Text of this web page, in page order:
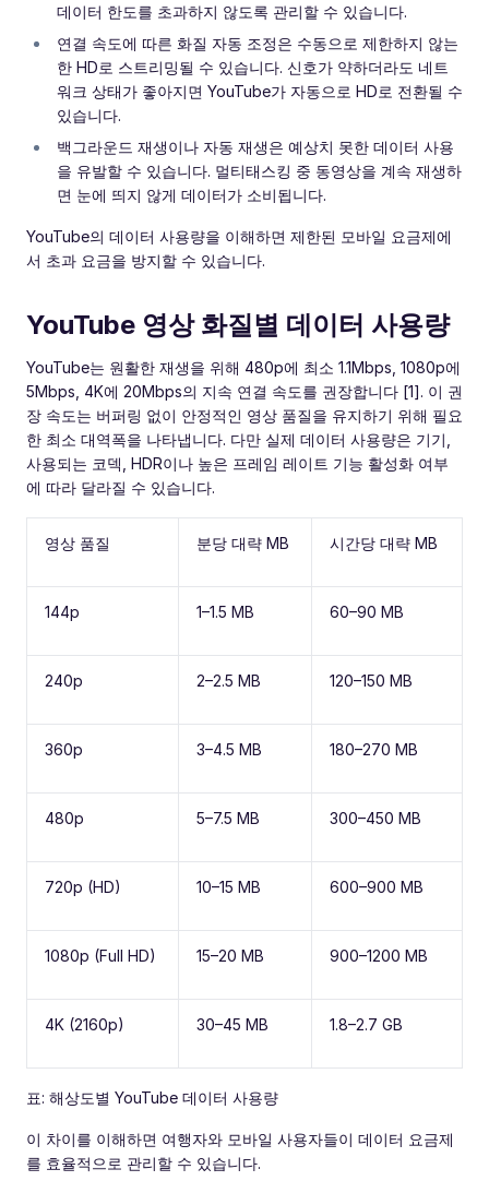
데이터 한도를 초과하지 않도록 관리할 수 있습니다.
연결 속도에 따른 화질 자동 조정은 수동으로 제한하지 않는
한 HD로 스트리밍될 수 있습니다. 신호가 약하더라도 네트
워크 상태가 좋아지면 YouTube가 자동으로 HD로 전환될 수
있습니다.
백그라운드 재생이나 자동 재생은 예상치 못한 데이터 사용
을 유발할 수 있습니다. 멀티태스킹 중 동영상을 계속 재생하
면 눈에 띄지 않게 데이터가 소비됩니다.
YouTube의 데이터 사용량을 이해하면 제한된 모바일 요금제에
서 초과 요금을 방지할 수 있습니다.
YouTube 영상 화질별 데이터 사용량
YouTube는 원활한 재생을 위해 480p에 최소 1.1Mbps, 1080p에
5Mbps, 4K에 20Mbps의 지속 연결 속도를 권장합니다 [1]. 이 권
장 속도는 버퍼링 없이 안정적인 영상 품질을 유지하기 위해 필요
한 최소 대역폭을 나타냅니다. 다만 실제 데이터 사용량은 기기,
사용되는 코덱, HDR이나 높은 프레임 레이트 기능 활성화 여부
에 따라 달라질 수 있습니다.
영상 품질 분당 대략 MB 시간당 대략 MB
144p 1–1.5 MB 60–90 MB
240p 2–2.5 MB 120–150 MB
360p 3–4.5 MB 180–270 MB
480p 5–7.5 MB 300–450 MB
720p (HD) 10–15 MB 600–900 MB
1080p (Full HD) 15–20 MB 900–1200 MB
4K (2160p) 30–45 MB 1.8–2.7 GB
표: 해상도별 YouTube 데이터 사용량
이 차이를 이해하면 여행자와 모바일 사용자들이 데이터 요금제
를 효율적으로 관리할 수 있습니다.